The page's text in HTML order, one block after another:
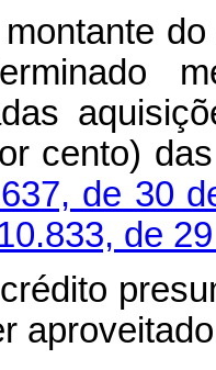
montante
cento)
de 30
de